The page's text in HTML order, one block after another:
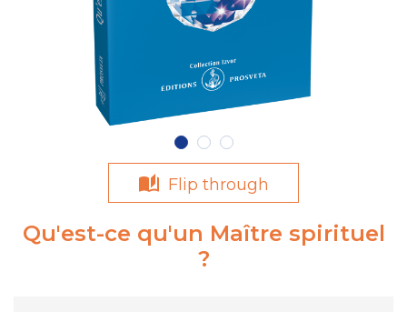
Flip through
Qu'est-ce qu'un Maître spirituel
?